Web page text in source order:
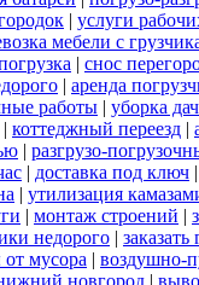
| услуги
мебели с
| снос
| аренда
работы | уборка
| коттеджный переезд |
| разгрузо-
| доставка под ключ
| утилизация
| монтаж строений |
недорого |
мусора | воздушно-
новгород |